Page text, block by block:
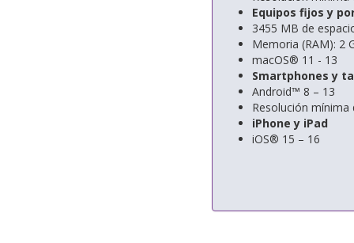
Equipos fijos y
3455 MB de
Memoria (RAM): 2
macOS® 11 - 13
Smartphones y
Android™ 8 – 13
Resolución mínima
iPhone y iPad
iOS® 15 – 16